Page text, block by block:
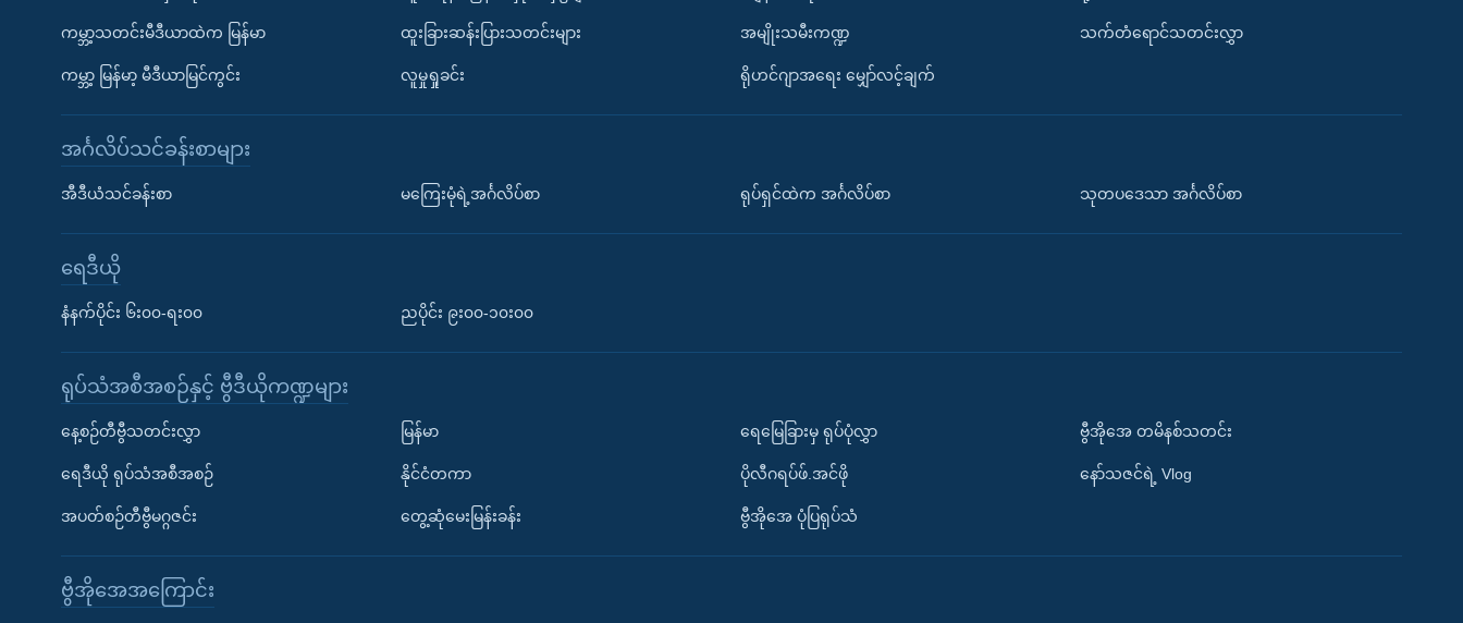
ကမ္ဘာ့သတင်းမီဒီယာထဲက မြန်မာ
ကမ္ဘာ့ မြန်မာ့ မီဒီယာမြင်ကွင်း
ထူးခြားဆန်းပြားသတင်းများ
လူမှုရှုခင်း
အမျိုးသမီးကဏ္ဍ
ရိုဟင်ဂျာအရေး မျှော်လင့်ချက်
သက်တံရောင်သတင်းလွှာ
အင်္ဂလိပ်သင်ခန်းစာများ
အီဒီယံသင်ခန်းစာ မကြေးမုံရဲ့အင်္ဂလိပ်စာ ရုပ်ရှင်ထဲက အင်္ဂလိပ်စာ သုတပဒေသာ အင်္ဂလိပ်စာ
ရေဒီယို
နံနက်ပိုင်း ၆း၀၀-ရး၀၀ ညပိုင်း ၉း၀၀-၁၀း၀၀
ရုပ်သံအစီအစဉ်နှင့် ဗွီဒီယိုကဏ္ဍများ
နေ့စဉ်တီဗွီသတင်းလွှာ
ရေဒီယို ရုပ်သံအစီအစဉ်
အပတ်စဉ်တီဗွီမဂ္ဂဇင်း
မြန်မာ
နိုင်ငံတကာ
တွေ့ဆုံမေးမြန်းခန်း
ရေမြေခြားမှ ရုပ်ပုံလွှာ
ပိုလီဂရပ်ဖ်.အင်ဖို
ဗွီအိုအေ ပုံပြရုပ်သံ
ဗွီအိုအေ တမိနစ်သတင်း
နော်သဇင်ရဲ့ Vlog
ဗွီအိုအေအကြောင်း